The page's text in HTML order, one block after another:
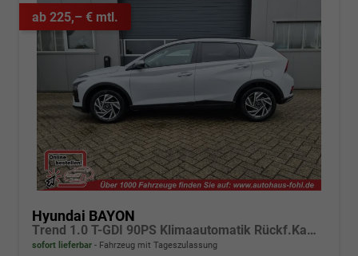
ab 225,– € mtl.
Hyundai BAYON
Trend 1.0 T-GDI 90PS Klimaautomatik Rückf.Kamera Parksensoren Sitzheizung Lenkradheizung Bluetooth Touchscreen Tempomat Apple CarPlay + Android Auto 16"LM
sofort lieferbar Fahrzeug mit Tageszulassung